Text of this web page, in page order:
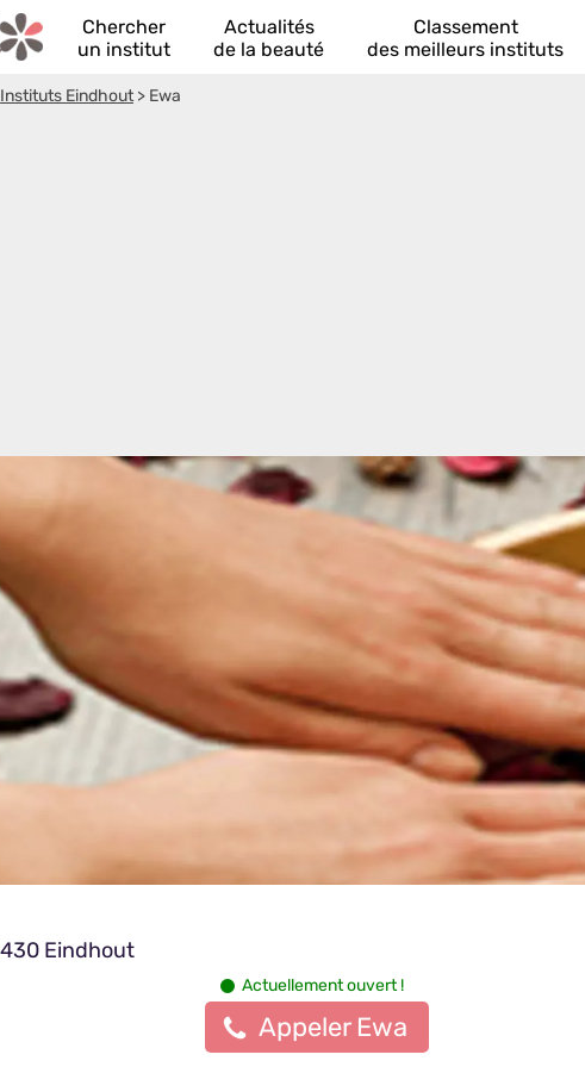
Chercher
un institut
Actualités
de la beauté
Classement
des meilleurs instituts
Instituts Eindhout> Ewa
Eindhout
Actuellement ouvert !
Appeler Ewa